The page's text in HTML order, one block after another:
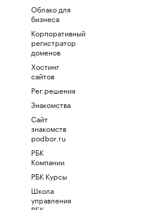
Облако для
бизнеса
Корпоративный
регистратор
доменов
Хостинг
сайтов
Рег.решения
Знакомства
Сайт
знакомств
podbor.ru
РБК
Компании
РБК Курсы
Школа
управления